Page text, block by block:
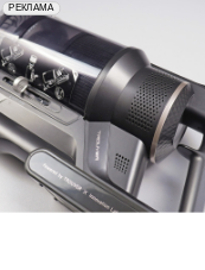
erid: 2VfnxxmNzs5
РЕКЛАМА